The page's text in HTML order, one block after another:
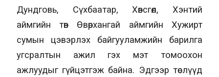
Дундговь, Сүхбаатар, Хөвсгөл, Хэнтий
аймгийн төв Өвөрхангай аймгийн Хужирт
сумын цэвэрлэх байгууламжийн барилга
угсралтын ажил гэх мэт томоохон
ажлуудыг гүйцэтгэж байна. Эдгээр төслүүд